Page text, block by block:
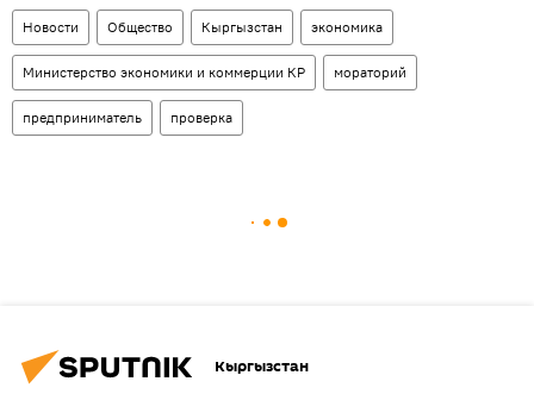
Новости Общество Кыргызстан экономика
Министерство экономики и коммерции КР мораторий
предприниматель проверка
Кыргызстан